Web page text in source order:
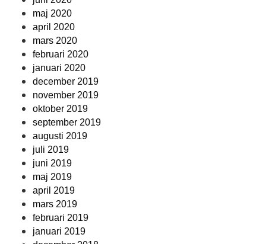
maj 2020
april 2020
mars 2020
februari 2020
januari 2020
december 2019
november 2019
oktober 2019
september 2019
augusti 2019
juli 2019
juni 2019
maj 2019
april 2019
mars 2019
februari 2019
januari 2019